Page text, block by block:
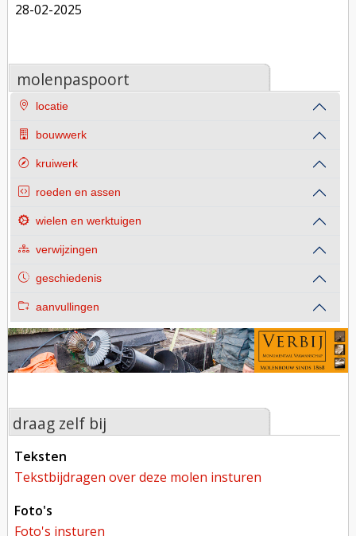
28-02-2025
molenpaspoort
locatie
bouwwerk
kruiwerk
roeden en assen
wielen en werktuigen
verwijzingen
geschiedenis
aanvullingen
draag zelf bij
teksten
tekstbijdragen over deze molen insturen
foto's
foto's insturen